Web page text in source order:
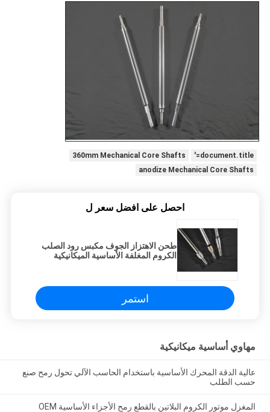
document.title='
360mm Mechanical Core Shafts
anodize Mechanical Core Shafts
احصل على افضل سعر ل
طحن الاهتزاز الجوف مكبس رود الصلب
الكروم المغلفة الأساسية الميكانيكية
استمر
مهاوي أساسية ميكانيكية
عالية الدقة المحرك الأساسية باستخدام الحاسب الآلي تحول رمح صنع
حسب الطلب
المغزل موتور الكروم البلاتين بالقطع رمح الأجزاء الأساسية OEM